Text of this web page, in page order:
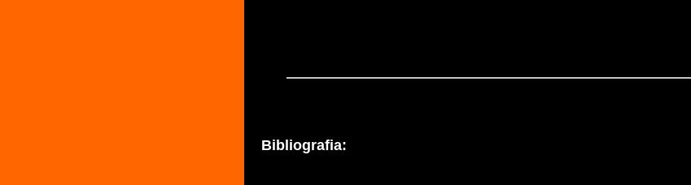
Bibliografia: